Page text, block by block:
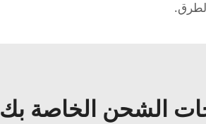
الشحن الخاصة بك